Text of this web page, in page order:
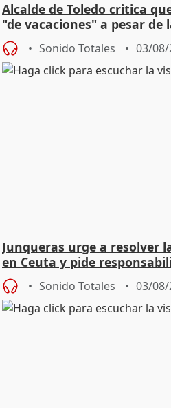
Alcalde de Toledo critica
"de vacaciones" a pesar
Sonido Totales 03/08/
Junqueras urge a resolver
en Ceuta y pide
Sonido Totales 03/08/